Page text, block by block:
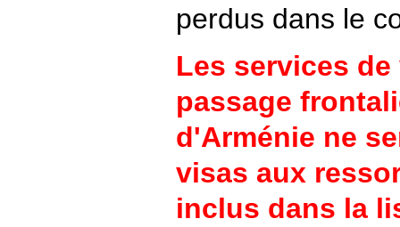
perdus dans le
Les services
passage
d'Arménie ne
visas aux
inclus dans la